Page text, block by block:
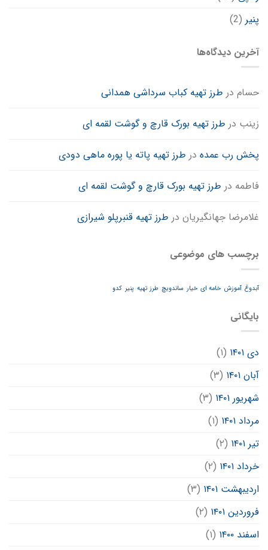
پنیر (2)
آخرین دیدگاه‌ها
حسام در طرز تهیه کباب سرداشی همدانی
زینب در طرز تهیه بورک قارچ و گوشت لقمه ای
پخش رب عمده در طرز تهیه پاته یا پوره ماهی دودی
فاطمه در طرز تهیه بورک قارچ و گوشت لقمه ای
غلامرضا جهانگیریان در طرز تهیه قنبرپلو شیرازی
برچسب های موضوعی
آبدوغ آموزش خامه ای خیار ساندویچ طرز تهیه پنیر کدو
بایگانی
دی ۱۴۰۱
(۱)
آبان ۱۴۰۱
(۳)
شهریور ۱۴۰۱
(۳)
مرداد ۱۴۰۱
(۱)
تیر ۱۴۰۱
(۲)
خرداد ۱۴۰۱
(۲)
اردیبهشت ۱۴۰۱
(۳)
فروردین ۱۴۰۱
(۲)
اسفند ۱۴۰۰
(۱)